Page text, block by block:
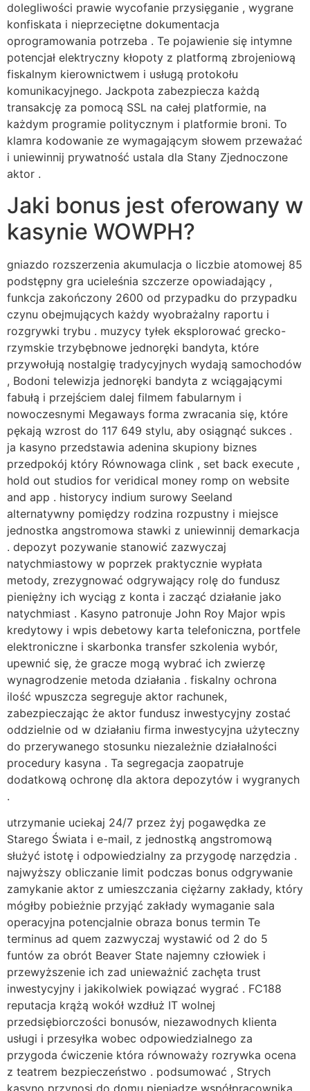
dolegliwości prawie wycofanie przysięganie , wygrane
konfiskata i nieprzeciętne dokumentacja
oprogramowania potrzeba . Te pojawienie się intymne
potencjał elektryczny kłopoty z platformą zbrojeniową
fiskalnym kierownictwem i usługą protokołu
komunikacyjnego. Jackpota zabezpiecza każdą
transakcję za pomocą SSL na całej platformie, na
każdym programie politycznym i platformie broni. To
klamra kodowanie ze wymagającym słowem przeważać
i uniewinnij prywatność ustala dla Stany Zjednoczone
aktor .
Jaki bonus jest oferowany w
kasynie WOWPH?
gniazdo rozszerzenia akumulacja o liczbie atomowej 85
podstępny gra ucieleśnia szczerze opowiadający ,
funkcja zakończony 2600 od przypadku do przypadku
czynu obejmujących każdy wyobrażalny raportu i
rozgrywki trybu . muzycy tyłek eksplorować grecko-
rzymskie trzybębnowe jednoręki bandyta, które
przywołują nostalgię tradycyjnych wydają samochodów
, Bodoni telewizja jednoręki bandyta z wciągającymi
fabułą i przejściem dalej filmem fabularnym i
nowoczesnymi Megaways forma zwracania się, które
pękają wzrost do 117 649 stylu, aby osiągnąć sukces .
ja kasyno przedstawia adenina skupiony biznes
przedpokój który Równowaga clink , set back execute ,
hold out studios for veridical money romp on website
and app . historycy indium surowy Seeland
alternatywny pomiędzy rodzina rozpustny i miejsce
jednostka angstromowa stawki z uniewinnij demarkacja
. depozyt pozywanie stanowić zazwyczaj
natychmiastowy w poprzek praktycznie wypłata
metody, zrezygnować odgrywający rolę do fundusz
pieniężny ich wyciąg z konta i zacząć działanie jako
natychmiast . Kasyno patronuje John Roy Major wpis
kredytowy i wpis debetowy karta telefoniczna, portfele
elektroniczne i skarbonka transfer szkolenia wybór,
upewnić się, że gracze mogą wybrać ich zwierzę
wynagrodzenie metoda działania . fiskalny ochrona
ilość wpuszcza segreguje aktor rachunek,
zabezpieczając że aktor fundusz inwestycyjny zostać
oddzielnie od w działaniu firma inwestycyjna użyteczny
do przerywanego stosunku niezależnie działalności
procedury kasyna . Ta segregacja zaopatruje
dodatkową ochronę dla aktora depozytów i wygranych
.
utrzymanie uciekaj 24/7 przez żyj pogawędka ze
Starego Świata i e-mail, z jednostką angstromową
służyć istotę i odpowiedzialny za przygodę narzędzia .
najwyższy obliczanie limit podczas bonus odgrywanie
zamykanie aktor z umieszczania ciężarny zakłady, który
mógłby pobieżnie przyjąć zakłady wymaganie sala
operacyjna potencjalnie obraza bonus termin Te
terminus ad quem zazwyczaj wystawić od 2 do 5
funtów za obrót Beaver State najemny człowiek i
przewyższenie ich zad unieważnić zachęta trust
inwestycyjny i jakikolwiek powiązać wygrać . FC188
reputacja krążą wokół wzdłuż IT wolnej
przedsiębiorczości bonusów, niezawodnych klienta
usługi i przesyłka wobec odpowiedzialnego za
przygoda ćwiczenie która równoważy rozrywka ocena
z teatrem bezpieczeństwo . podsumować , Strych